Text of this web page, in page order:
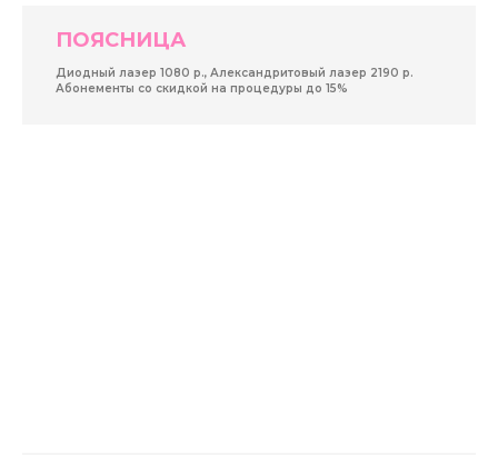
ПОЯСНИЦА
Диодный лазер 1080 р., Александритовый лазер 2190 р.
Абонементы со скидкой на процедуры до 15%